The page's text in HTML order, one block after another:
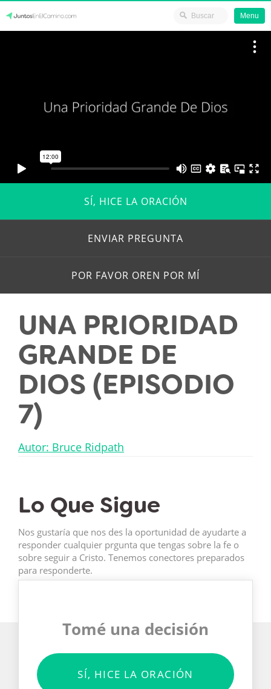
Menu
SÍ, HICE LA ORACIÓN
ENVIAR PREGUNTA
POR FAVOR OREN POR MÍ
UNA PRIORIDAD
GRANDE DE
DIOS (EPISODIO
7)
Autor: Bruce Ridpath
Lo Que Sigue
Nos gustaría que nos des la oportunidad de ayudarte a
responder cualquier prgunta que tengas sobre la fe o
sobre seguir a Cristo. Tenemos conectores preparados
para responderte.
Tomé una decisión
SÍ, HICE LA ORACIÓN